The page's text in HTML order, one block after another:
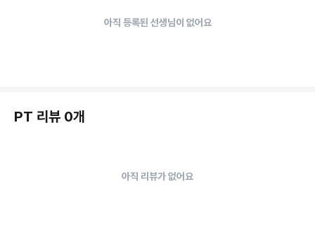
아직 등록된 선생님이 없어요
PT 리뷰 0개
아직 리뷰가 없어요